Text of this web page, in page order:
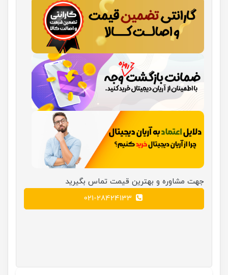
جهت مشاوره و بهترین قیمت تماس بگیرید